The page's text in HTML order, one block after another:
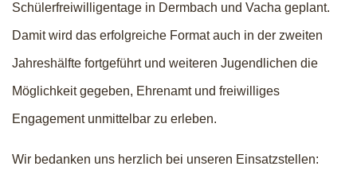
Schülerfreiwilligentage in Dermbach und Vacha geplant.
Damit wird das erfolgreiche Format auch in der zweiten
Jahreshälfte fortgeführt und weiteren Jugendlichen die
Möglichkeit gegeben, Ehrenamt und freiwilliges
Engagement unmittelbar zu erleben.
Wir bedanken uns herzlich bei unseren Einsatzstellen: